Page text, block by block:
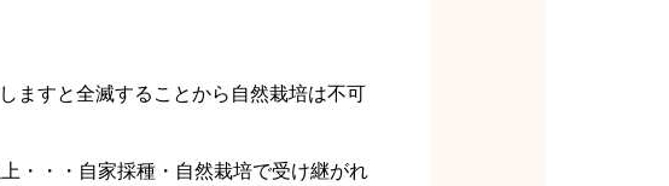
ますと全滅することから自然栽培は不可
・・・自家採種・自然栽培で受け継がれ